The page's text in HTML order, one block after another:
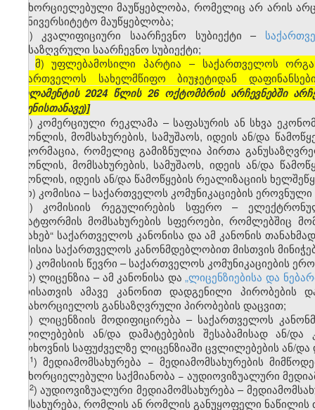
განხორციელებული მაუწყებლობა, რომელიც არ არის
საუნივერსიტეტო მაუწყებლობა;
მ) კვალიფიციური საარჩევნო სუბიექტი –
განსაზღვრული საარჩევნო სუბიექტი;
მ) უფლებამოსილი პარტია – საქართველოს
საქართველოს სახელმწიფო ბიუჯეტიდან
პარლამენტის 2024 წლის 26 ოქტომბრის არჩევნებში
შეძენისთანავე)]
ნ) კომერციული რეკლამა – საფასურის ან სხვა
საქონლის, მომსახურების, სამუშაოს, იდეის ან/და
ინფორმაცია, რომელიც გამიზნულია პირთა
საქონლის, მომსახურების, სამუშაოს, იდეის ან/და
საქონლის, იდეის ან/და წამოწყების რეალიზაციის
ო) კომისია – საქართველოს კომუნიკაციების ეროვნული
პ) კომისიის რეგულირების სფერო –
პლატფორმის მომსახურების სფეროები, რომლებშიც
შესახებ“ საქართველოს კანონისა და ამ კანონის
კომისია საქართველოს კანონმდებლობით მისთვის
ჟ) კომისიის წევრი – საქართველოს კომუნიკაციების
რ) ლიცენზია – ამ კანონისა და„ლიცენზიებისა და
პირისათვის ამავე კანონით დადგენილი პირობების
განახორციელოს განსაზღვრული პირობების დაცვით;
ს) ლიცენზიის მოდიფიცირება – საქართველოს
ცვლილებების ან/და დამატებების შესაბამისად ან/
მოთხოვნის საფუძველზე ლიცენზიაში ცვლილებების ან/და
​1) მედიამომსახურება − მედიამომსახურების
განხორციელებული საქმიანობა − აუდიოვიზუალური
​2) აუდიოვიზუალური მედიამომსახურება –
მომსახურება, რომლის ან რომლის განუყოფელი